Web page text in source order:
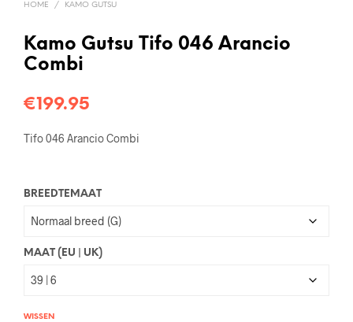
HOME / KAMO GUTSU
Kamo Gutsu Tifo 046 Arancio
Combi
€199.95
Tifo 046 Arancio Combi
BREEDTEMAAT
MAAT (EU | UK)
WISSEN